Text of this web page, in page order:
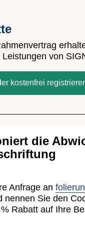
Leistungen von
kostenfrei
die
Anfrage an
nennen Sie den
Rabatt auf Ihre